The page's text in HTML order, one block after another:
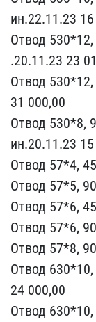
ин.22.11.23
Отвод
.20.11.23 23
Отво​д
31 000,00
​Отвод 530*8,
ин.20​.11.23
Отвод 5​7*4,
Отвод ​57*5,
Отво​д 57*6,
От​вод 57*6,
Отвод 57*8,
Отвод 630*10,
24 000,00
Отвод